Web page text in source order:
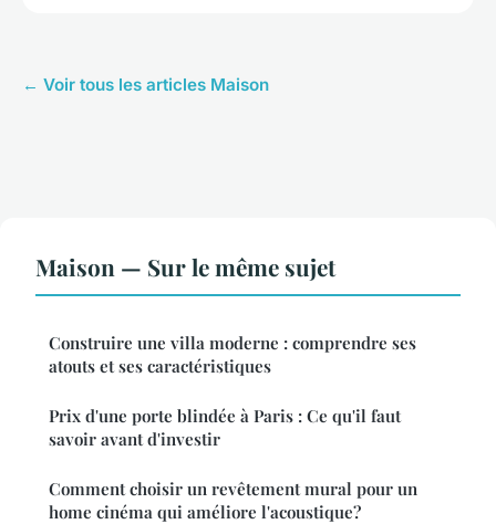
← Voir tous les articles Maison
Maison — Sur le même sujet
Construire une villa moderne : comprendre ses
atouts et ses caractéristiques
Prix d'une porte blindée à Paris : Ce qu'il faut
savoir avant d'investir
Comment choisir un revêtement mural pour un
home cinéma qui améliore l'acoustique?